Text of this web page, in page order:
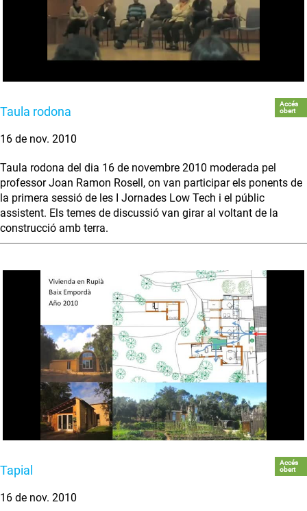
Taula rodona
Accés
obert
16 de nov. 2010
Taula rodona del dia 16 de novembre 2010 moderada pel
professor Joan Ramon Rosell, on van participar els ponents de
la primera sessió de les I Jornades Low Tech i el públic
assistent. Els temes de discussió van girar al voltant de la
construcció amb terra.
Tapial
Accés
obert
16 de nov. 2010